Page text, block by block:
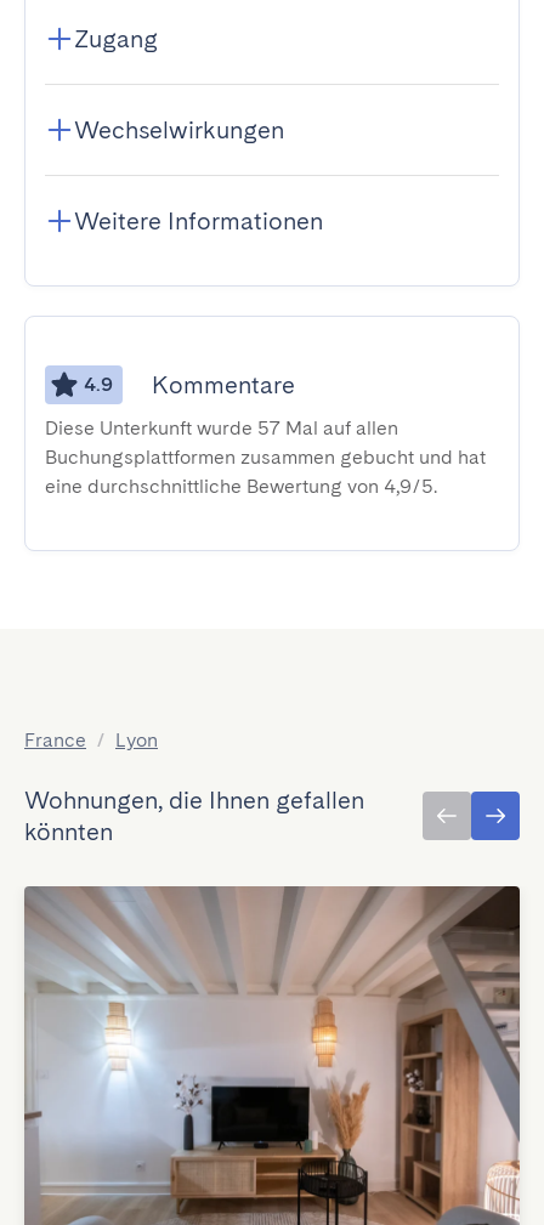
Zugang
Wechselwirkungen
Weitere Informationen
4.9 Kommentare
Diese Unterkunft wurde 57 Mal auf allen
Buchungsplattformen zusammen gebucht und hat
eine durchschnittliche Bewertung von 4,9/5.
France / Lyon
Wohnungen, die Ihnen gefallen
könnten